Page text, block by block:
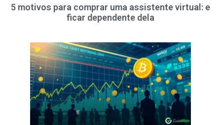
5 motivos para comprar uma assistente virtual: e
ficar dependente dela